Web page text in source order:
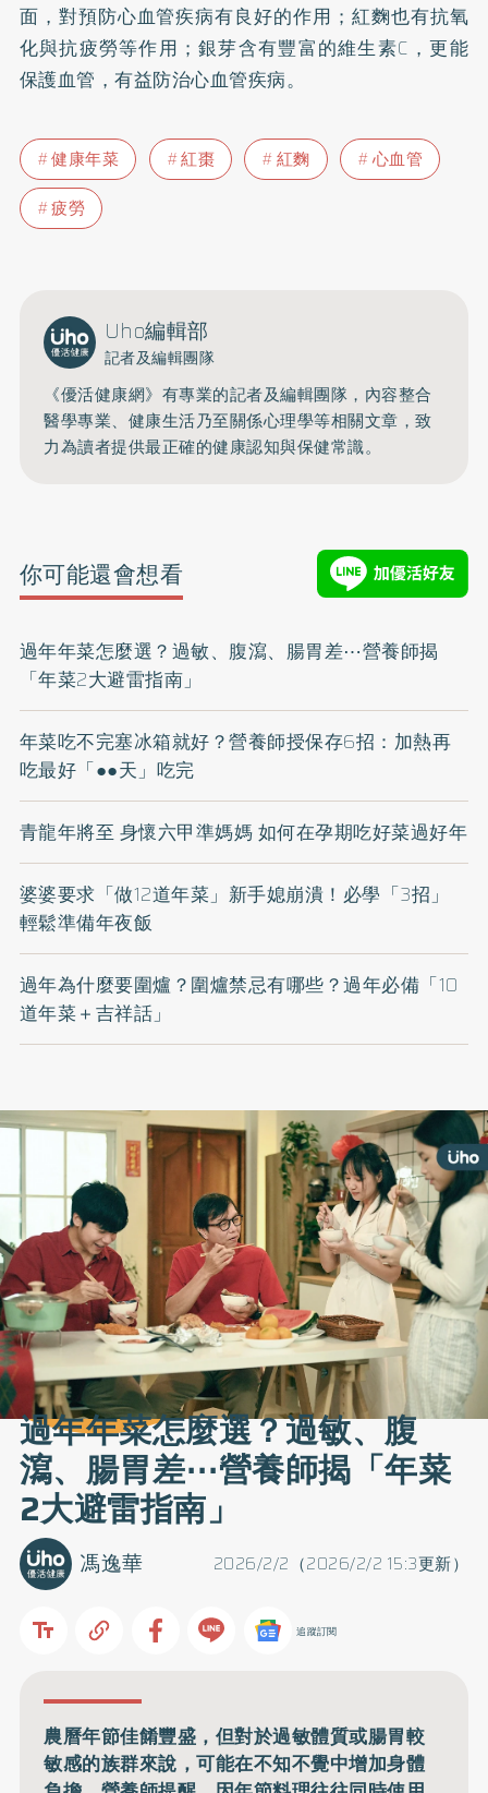
面，對預防心血管疾病有良好的作用；紅麴也有抗氧
化與抗疲勞等作用；銀芽含有豐富的維生素C，更能
保護血管，有益防治心血管疾病。
健康年菜 紅棗 紅麴
心血管
疲勞
Uho編輯部
記者及編輯團隊
《優活健康網》有專業的記者及編輯團隊，內容整合
醫學專業、健康生活乃至關係心理學等相關文章，致
力為讀者提供最正確的健康認知與保健常識。
你可能還會想看
過年年菜怎麼選？過敏、腹瀉、腸胃差⋯營養師揭
「年菜2大避雷指南」
年菜吃不完塞冰箱就好？營養師授保存6招：加熱再
吃最好「●●天」吃完
青龍年將至 身懷六甲準媽媽 如何在孕期吃好菜過好年
婆婆要求「做12道年菜」新手媳崩潰！必學「3招」
輕鬆準備年夜飯
過年為什麼要圍爐？圍爐禁忌有哪些？過年必備「10
道年菜＋吉祥話」
過年年菜怎麼選？過敏、腹
瀉、腸胃差⋯營養師揭「年菜
2大避雷指南」
2026/2/2（2026/2/2 15:3更新）
馮逸華
追蹤訂閱
農曆年節佳餚豐盛，但對於過敏體質或腸胃較
敏感的族群來說，可能在不知不覺中增加身體